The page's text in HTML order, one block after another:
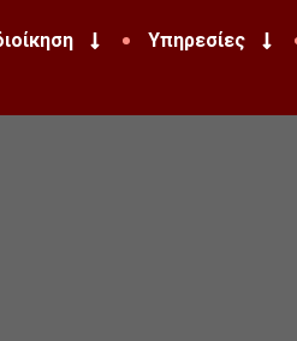
Υπηρεσίες